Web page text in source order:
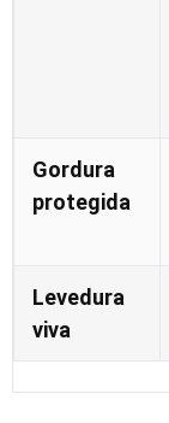
Gordura
protegida
Levedura
viva